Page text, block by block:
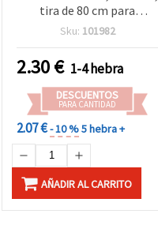
tira de 80 cm para
bisutería y proyectos
Sku: 101982
2.30€ 1-4 hebra
DESCUENTOS
PARA CANTIDAD
2.07 €- 10 %5 hebra +
AÑADIR AL CARRITO